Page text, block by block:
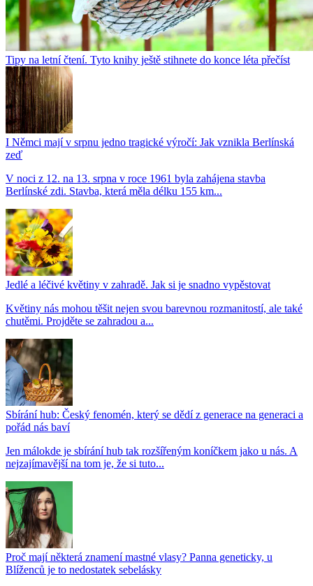
Tipy na letní čtení. Tyto knihy ještě stihnete do konce léta přečíst
I Němci mají v srpnu jedno tragické výročí: Jak vznikla Berlínská
zeď
V noci z 12. na 13. srpna v roce 1961 byla zahájena stavba
Berlínské zdi. Stavba, která měla délku 155 km...
Jedlé a léčivé květiny v zahradě. Jak si je snadno vypěstovat
Květiny nás mohou těšit nejen svou barevnou rozmanitostí, ale také
chutěmi. Projděte se zahradou a...
Sbírání hub: Český fenomén, který se dědí z generace na generaci a
pořád nás baví
Jen málokde je sbírání hub tak rozšířeným koníčkem jako u nás. A
nejzajímavější na tom je, že si tuto...
Proč mají některá znamení mastné vlasy? Panna geneticky, u
Blíženců je to nedostatek sebelásky